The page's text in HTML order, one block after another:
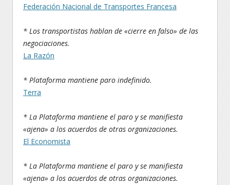
Federación Nacional de Transportes Francesa
* Los transportistas hablan de «cierre en falso» de las
negociaciones.
La Razón
* Plataforma mantiene paro indefinido.
Terra
* La Plataforma mantiene el paro y se manifiesta
«ajena» a los acuerdos de otras organizaciones.
El Economista
* La Plataforma mantiene el paro y se manifiesta
«ajena» a los acuerdos de otras organizaciones.